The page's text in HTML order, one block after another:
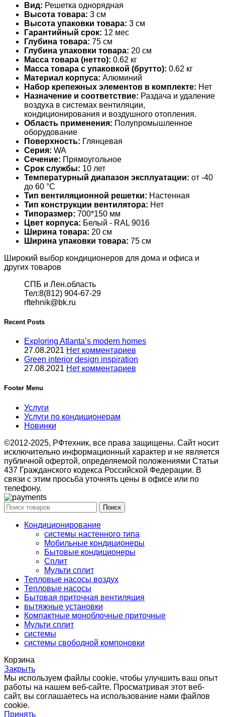
Вид: Решетка однорядная
Высота товара: 3 см
Высота упаковки товара: 3 см
Гарантийный срок: 12 мес
Глубина товара: 75 см
Глубина упаковки товара: 20 см
Масса товара (нетто): 0.62 кг
Масса товара с упаковкой (брутто): 0.62 кг
Материал корпуса: Алюминий
Набор крепежных элементов в комплекте: Нет
Назначение и соответствие: Раздача и удаление
воздуха в системах вентиляции,
кондиционирования и воздушного отопления.
Область применения: Полупромышленное
оборудование
Поверхность: Глянцевая
Серия: WA
Сечение: Прямоугольное
Срок службы: 10 лет
Температурный диапазон эксплуатации: от -40
до 60 °С
Тип вентиляционной решетки: Настенная
Тип конструкции вентилятора: Нет
Типоразмер: 700*150 мм
Цвет корпуса: Белый - RAL 9016
Ширина товара: 20 см
Ширина упаковки товара: 75 см
Широкий выбор кондиционеров для дома и офиса и
других товаров
СПБ и Лен.область
Тел:8(812) 904-67-29
rftehnik@bk.ru
Recent Posts
Exploring Atlanta’s modern homes
27.08.2021 Нет комментариев
Green interior design inspiration
27.08.2021 Нет комментариев
Footer Menu
Услуги
Услуги по кондиционерам
Новинки
©2012-2025, РФтехник, все права защищены. Сайт носит
исключительно информационный характер и не является
публичной офертой, определяемой положениями Статьи
437 Гражданского кодекса Российской Федерации. В
связи с этим просьба уточнять цены в офисе или по
телефону.
Поиск
Кондиционирование
системы настенного типа
Мобильные кондиционеры
Бытовые кондиционеры
Сплит
Мульти сплит
Тепловые насосы воздух
Тепловые насосы
Бытовая приточная вентиляция
вытяжные установки
Компактные моноблочные приточные
Мульти сплит
системы
системы свободной компоновки
Корзина
Закрыть
Мы используем файлы cookie, чтобы улучшить ваш опыт
работы на нашем веб-сайте. Просматривая этот веб-
сайт, вы соглашаетесь на использование нами файлов
cookie.
Принять